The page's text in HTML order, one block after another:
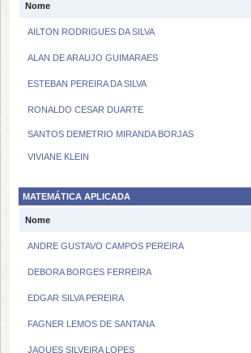
Nome
AILTON RODRIGUES DA SILVA
ALAN DE ARAUJO GUIMARAES
ESTEBAN PEREIRA DA SILVA
RONALDO CESAR DUARTE
SANTOS DEMETRIO MIRANDA BORJAS
VIVIANE KLEIN
MATEMÁTICA APLICADA
Nome
ANDRE GUSTAVO CAMPOS PEREIRA
DEBORA BORGES FERREIRA
EDGAR SILVA PEREIRA
FAGNER LEMOS DE SANTANA
JAQUES SILVEIRA LOPES